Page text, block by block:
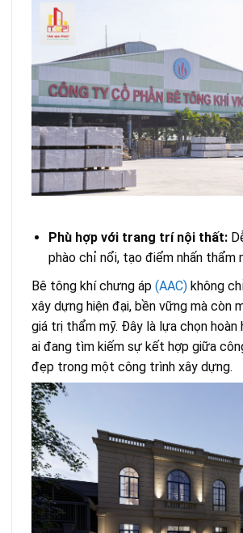
Phù hợp với trang trí nội thất:
phào chỉ nổi, tạo điểm nhấn thẩm
Bê tông khí chưng áp (AAC) không
xây dựng hiện đại, bền vững mà còn
giá trị thẩm mỹ. Đây là lựa chọn hoàn
ai đang tìm kiếm sự kết hợp giữa
đẹp trong một công trình xây dựng.